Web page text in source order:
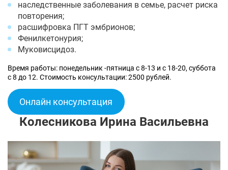
наследственные заболевания в семье, расчет риска
повторения;
расшифровка ПГТ эмбрионов;
Фенилкетонурия;
Муковисцидоз.
Время работы: понедельник -пятница с 8-13 и с 18-20, суббота
с 8 до 12. Стоимость консультации: 2500 рублей.
Онлайн консультация
Колесникова Ирина Васильевна